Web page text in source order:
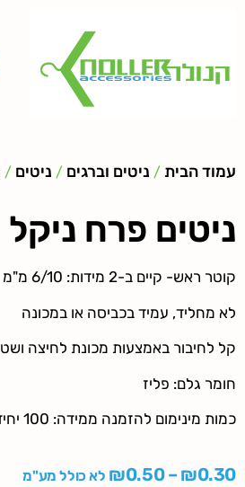
עמוד הבית / ניטים וברגים / ניטים /
ניטים פרח ניקל
קוטר ראש- קיים ב-2 מידות: 6/10 מ"מ
לא מחליד, עמיד בכביסה או במכונה
קל לחיבור באמצעות מכונת לחיצה
חומר גלם: פליז
כמות מינימום להזמנה ממידה: 100 יחידות
₪0.30
–
₪0.50
לא כולל מע"מ